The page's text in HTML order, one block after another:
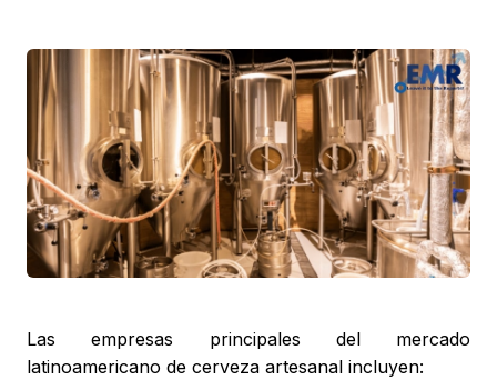
Las empresas principales del mercado
latinoamericano de cerveza artesanal incluyen: